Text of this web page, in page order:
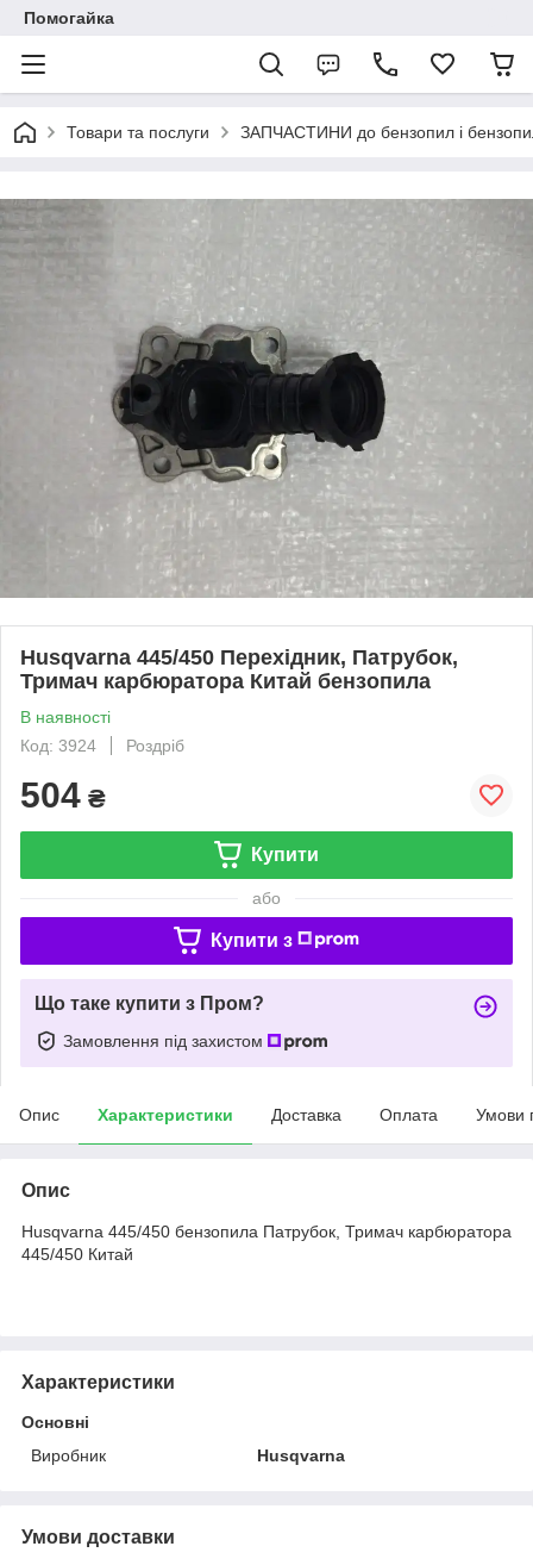
Помогайка
Товари та послуги ЗАПЧАСТИНИ до бензопил і
Husqvarna 445/450 Перехідник, Патрубок,
Тримач карбюратора Китай бензопила
В наявності
Код: 3924
Роздріб
504 ₴
Купити
або
Купити з
Що таке купити з Пром?
Замовлення під захистом
Опис Характеристики Доставка Оплата Умови
Опис
Husqvarna 445/450 бензопила Патрубок, Тримач карбюратора
445/450 Китай
Характеристики
Основні
Виробник
Husqvarna
Умови доставки